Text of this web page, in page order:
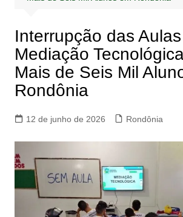
Interrupção das
Mediação
Mais de Seis Mil
Rondônia
12 de junho de 2026 Rondônia